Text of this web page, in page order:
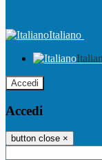
Italiano
Accedi
Accedi
button close ×